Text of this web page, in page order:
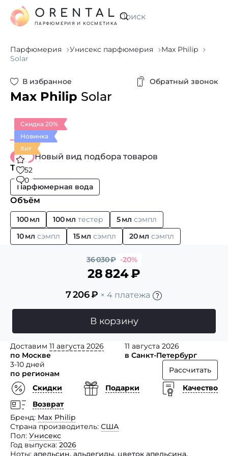
Искать
ORENTAL
ПАРФЮМЕРИЯ И КОСМЕТИКА
Парфюмерия Унисекс парфюмерия
Max Philip
Solar
В избранное Обратный звонок
Max Philip Solar
Скидка 20%
Новинка
Хит
52
0
Новый вид подбора товаров
Тип
Парфюмерная вода
Объём
100 мл 100 мл тестер 5 мл сэмпл
10 мл сэмпл 15 мл сэмпл 20 мл сэмпл
36 030₽ -20%
28 824₽
7 206₽ × 4 платежа
В корзину
Доставим 11 августа 2026
по Москве
11 августа 2026
в Санкт-Петербург
3-10 дней
по регионам
Рассчитать
Скидки
Подарки
Качество
Возврат
Бренд Max Philip
Страна производитель США
Пол Унисекс
Год выпуска 2026
Ноты апельсин, альдегиды, цветок апельсина,